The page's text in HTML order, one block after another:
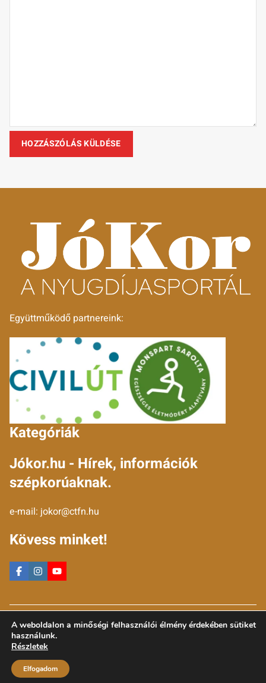
Együttműködő partnereink:
Kategóriák
Jókor.hu - Hírek, információk
szépkorúaknak.
e-mail: jokor@ctfn.hu
Kövess minket!
Copyright © 2024 jokor.hu. Minden jog fenntartva.
A weboldalon a minőségi felhasználói élmény érdekében sütiket
használunk.
Részletek
Elfogadom